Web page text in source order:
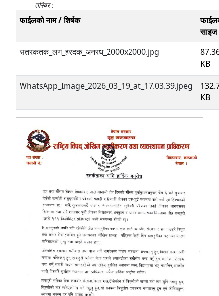
तस्बिर :
फाईलको नाम / शिर्षक
साइज
सतरकतक_लग_हरदक_अनरध_2000x2000.jpg
KB
WhatsApp_Image_2026_03_19_at_17.03.39.jpeg
KB